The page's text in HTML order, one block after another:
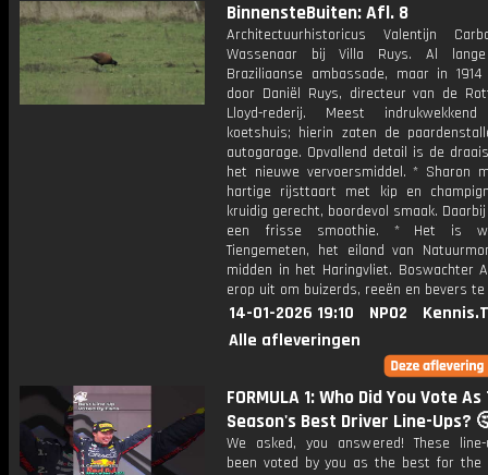
BinnensteBuiten: Afl. 8
Architectuurhistoricus Valentijn
Wassenaar bij Villa Ruys. Al
Braziliaanse ambassade, maar in
door Daniël Ruys, directeur van de
Lloyd-rederij. Meest
koetshuis; hierin zaten de
autogarage. Opvallend detail is de
het nieuwe vervoersmiddel. * Sharon
hartige rijsttaart met kip en
kruidig gerecht, boordevol smaak.
een frisse smoothie. * Het is
Tiengemeten, het eiland van
midden in het Haringvliet. Boswachter
erop uit om buizerds, reeën en bevers
14-01-2026 19:10 NPO2
Alle afleveringen
FORMULA 1: Who Did You Vote
Season's Best Driver Line-Ups?
We asked, you answered! These
been voted by you as the best for the